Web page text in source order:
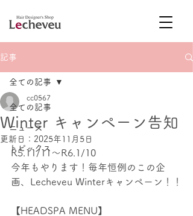
記事
全ての記事
ニュース
トピックス
全ての記事
Winter キャンペーン告知
cc0567
更新日： 2025年11月5日
R5.11/11～R6.1/10
今年もやります！毎年恒例のこの企
画、Lecheveu Winterキャンペーン！！
【HEADSPA MENU】